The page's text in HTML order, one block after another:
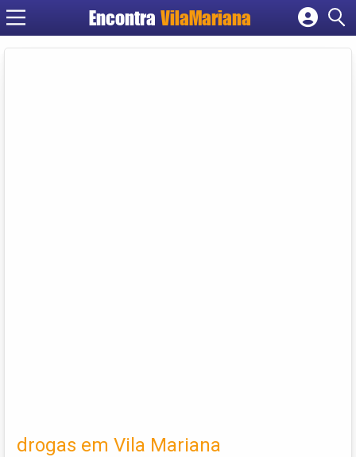
EncontraVilaMariana
Cadastrar empresa
drogas em Vila Mariana